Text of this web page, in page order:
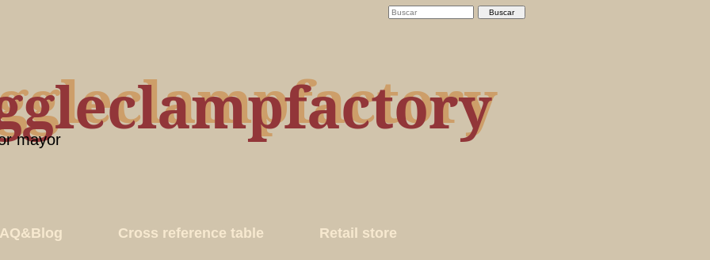
mayor
Cross reference table Retail store